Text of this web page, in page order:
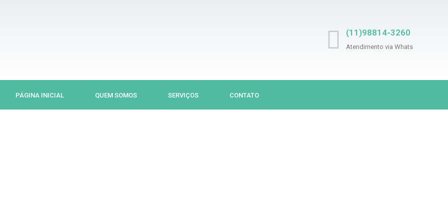
(11)98814-3260
Atendimento via Whats
PÁGINA INICIAL QUEM SOMOS SERVIÇOS CONTATO
Previous
Next